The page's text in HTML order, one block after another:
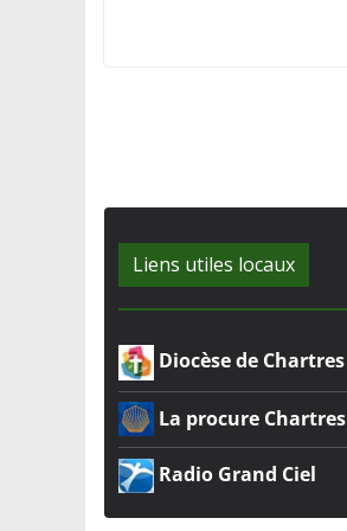
Liens utiles locaux
Diocèse de Chartres
La procure Chartres
Radio Grand Ciel